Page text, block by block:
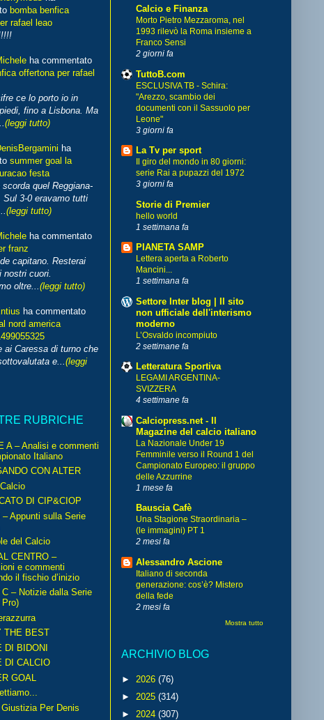
bomba benfica
rafael leao
ha commentato
offertona per rafael
ce lo porto io in
fino a Lisbona. Ma
(leggi tutto)
ha
summer goal la
festa
quel Reggiana-
Sul 3-0 eravamo tutti
(leggi tutto)
ha commentato
franz
capitano. Resterai
nostri cuori.
oltre...(leggi tutto)
ha commentato
nord america
ai Caressa di turno che
e...(leggi
RUBRICHE
A – Analisi e commenti
Italiano
CON ALTER
DI CIP&CIOP
– Appunti sulla Serie
del Calcio
CENTRO –
e commenti
il fischio d’inizio
C – Notizie dalla Serie
Pro)
THE BEST
DI BIDONI
DI CALCIO
GOAL
Per Denis
Calcio e Finanza
Morto Pietro Mezzaroma, nel
1993 rilevò la Roma insieme a
Franco Sensi
2 giorni fa
TuttoB.com
ESCLUSIVA TB - Schira:
"Arezzo, scambio dei
documenti con il Sassuolo per
Leone"
3 giorni fa
La Tv per sport
Il giro del mondo in 80 giorni:
serie Rai a pupazzi del 1972
3 giorni fa
Storie di Premier
hello world
1 settimana fa
PIANETA SAMP
Lettera aperta a Roberto
Mancini...
1 settimana fa
Settore Inter blog | Il sito
non ufficiale dell'interismo
moderno
L’Osvaldo incompiuto
2 settimane fa
Letteratura Sportiva
LEGAMI ARGENTINA-
SVIZZERA
4 settimane fa
Calciopress.net - Il
Magazine del calcio italiano
La Nazionale Under 19
Femminile verso il Round 1 del
Campionato Europeo: il gruppo
delle Azzurrine
1 mese fa
Bauscia Cafè
Una Stagione Straordinaria –
(le immagini) PT 1
2 mesi fa
Alessandro Ascione
Italiano di seconda
generazione: cos’è? Mistero
della fede
2 mesi fa
Mostra tutto
ARCHIVIO BLOG
► 2026 (76)
► 2025 (314)
► 2024 (307)